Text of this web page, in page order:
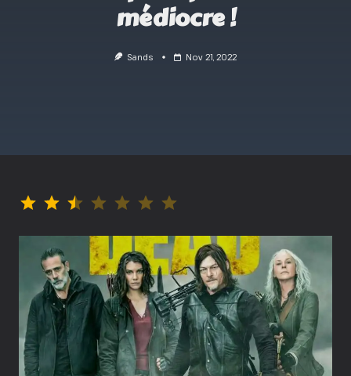
médiocre !
Sands Nov 21, 2022
⭐⭐ ⭐